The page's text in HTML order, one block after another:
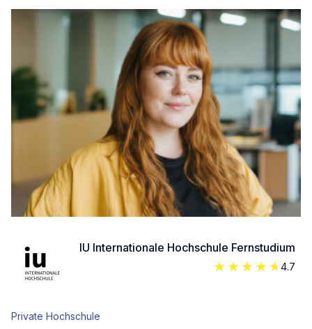
IU Internationale Hochschule Fernstudium
4.7
Private Hochschule